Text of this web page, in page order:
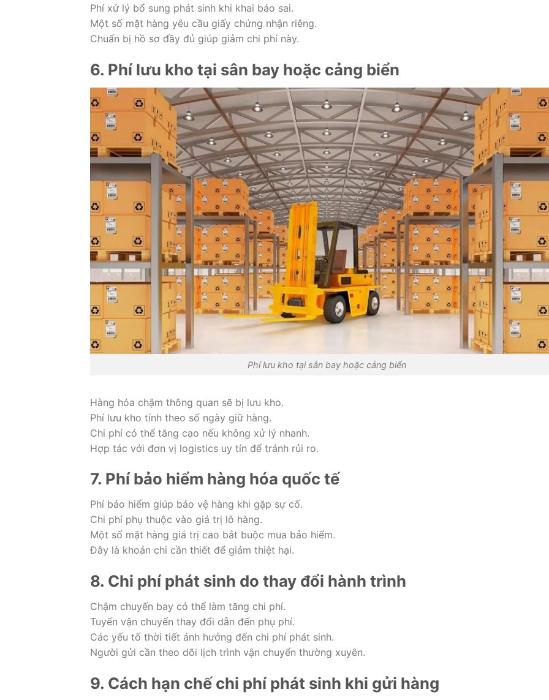
Phí xử lý bổ sung phát sinh khi khai báo sai.
Một số mặt hàng yêu cầu giấy chứng nhận riêng.
Chuẩn bị hồ sơ đầy đủ giúp giảm chi phí này.
6. Phí lưu kho tại sân bay hoặc cảng biển
Phí lưu kho tại sân bay hoặc cảng biển
Hàng hóa chậm thông quan sẽ bị lưu kho.
Phí lưu kho tính theo số ngày giữ hàng.
Chi phí có thể tăng cao nếu không xử lý nhanh.
Hợp tác với đơn vị logistics uy tín để tránh rủi ro.
7. Phí bảo hiểm hàng hóa quốc tế
Phí bảo hiểm giúp bảo vệ hàng khi gặp sự cố.
Chi phí phụ thuộc vào giá trị lô hàng.
Một số mặt hàng giá trị cao bắt buộc mua bảo hiểm.
Đây là khoản chi cần thiết để giảm thiệt hại.
8. Chi phí phát sinh do thay đổi hành trình
Chậm chuyến bay có thể làm tăng chi phí.
Tuyến vận chuyển thay đổi dẫn đến phụ phí.
Các yếu tố thời tiết ảnh hưởng đến chi phí phát sinh.
Người gửi cần theo dõi lịch trình vận chuyển thường xuyên.
9. Cách hạn chế chi phí phát sinh khi gửi hàng